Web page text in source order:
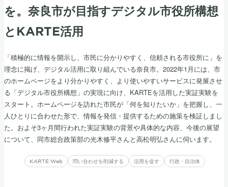
を。奈良市が目指すデジタル市役所構想
とKARTE活用
「積極的に情報を開示し、市民に分かりやすく、信頼される市役所に」を
理念に掲げ、デジタル活用に取り組んでいる奈良市。2022年1月には、市
のホームページをより分かりやすく、より使いやすいサービスに発展させ
る「デジタル市役所構想」の実現に向け、KARTEを活用した実証実験を
スタート。ホームページを訪れた市民が「何を知りたいか」を把握し、一
人ひとりに合わせた形で、情報を発信・提供するための施策を検証しまし
た。およそ3ヶ月間行われた実証実験の背景や具体的な内容、今後の展望
について、同市総合政策部の光木修平さんと高松明弘さんに伺います。
KARTE Web 問い合わせを削減する 活用を促す 行政・自治体